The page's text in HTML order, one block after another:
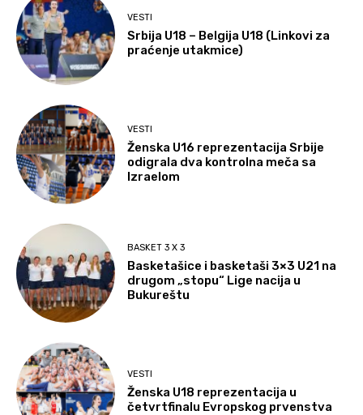
VESTI
Srbija U18 – Belgija U18 (Linkovi za
praćenje utakmice)
VESTI
Ženska U16 reprezentacija Srbije
odigrala dva kontrolna meča sa
Izraelom
BASKET 3 X 3
Basketašice i basketaši 3×3 U21 na
drugom „stopu“ Lige nacija u
Bukureštu
VESTI
Ženska U18 reprezentacija u
četvrtfinalu Evropskog prvenstva